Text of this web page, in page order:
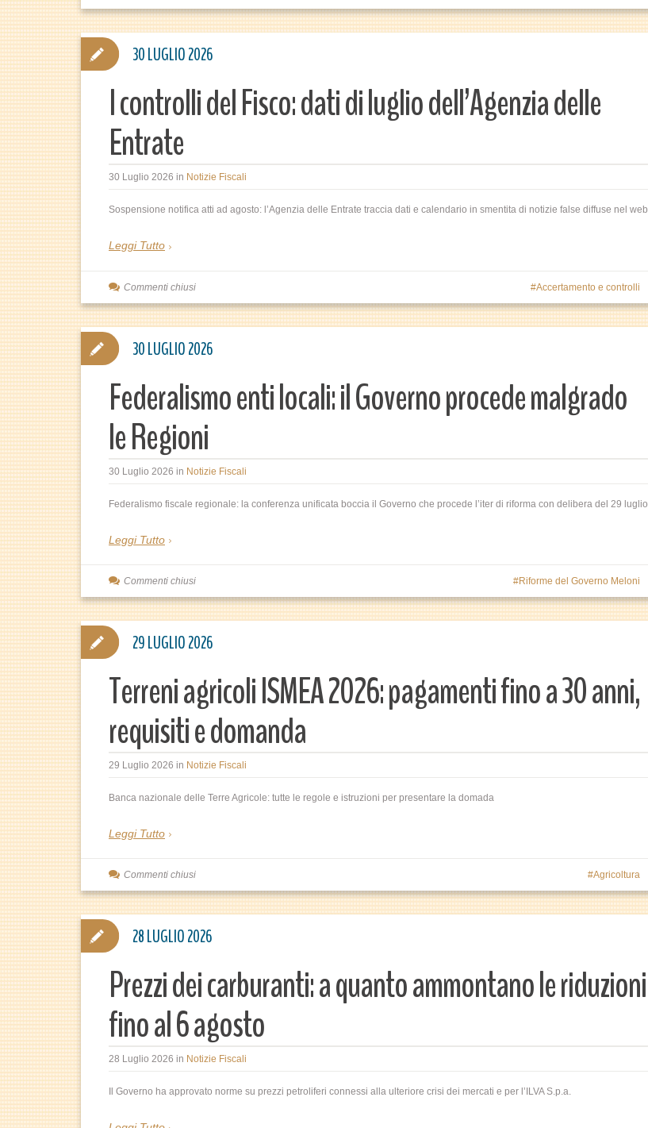
I controlli del Fisco: dati di luglio dell’Agenzia delle
Entrate
30 Luglio 2026 in Notizie Fiscali
Sospensione notifica atti ad agosto: l’Agenzia delle Entrate traccia dati e calendario in smentita di notizie false diffuse nel web
Leggi Tutto
30 LUGLIO 2026
Accertamento e controlli
Commenti chiusi
Federalismo enti locali: il Governo procede malgrado
le Regioni
30 Luglio 2026 in Notizie Fiscali
Federalismo fiscale regionale: la conferenza unificata boccia il Governo che procede l’iter di riforma con delibera del 29 luglio
Leggi Tutto
30 LUGLIO 2026
Riforme del Governo Meloni
Commenti chiusi
Terreni agricoli ISMEA 2026: pagamenti fino a 30 anni,
requisiti e domanda
29 Luglio 2026 in Notizie Fiscali
Banca nazionale delle Terre Agricole: tutte le regole e istruzioni per presentare la domada
Leggi Tutto
29 LUGLIO 2026
Agricoltura
Commenti chiusi
Prezzi dei carburanti: a quanto ammontano le riduzioni
fino al 6 agosto
28 Luglio 2026 in Notizie Fiscali
Il Governo ha approvato norme su prezzi petroliferi connessi alla ulteriore crisi dei mercati e per l’ILVA S.p.a.
28 LUGLIO 2026